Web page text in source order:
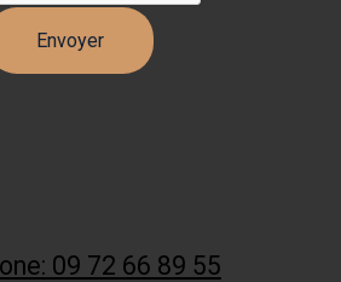
09 72 66 89 55